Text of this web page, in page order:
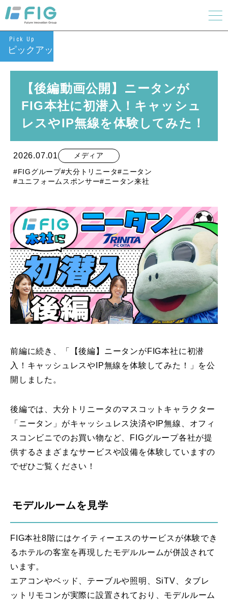
Pick Up
ピックアップ
【後編動画公開】ニータンが
FIG本社に初潜入！キャッシュ
レスやIP無線を体験してみた！
2026.07.01
メディア
#FIGグループ#大分トリニータ#ニータン
#ユニフォームスポンサー#ニータン来社
前編に続き、「【後編】ニータンがFIG本社に初潜
入！キャッシュレスやIP無線を体験してみた！」を公
開しました。
後編では、大分トリニータのマスコットキャラクター
「ニータン」がキャッシュレス決済やIP無線、オフィ
スコンビニでのお買い物など、FIGグループ各社が提
供するさまざまなサービスや設備を体験していますの
でぜひご覧ください！
モデルルームを見学
FIG本社8階にはケイティーエスのサービスが体験でき
るホテルの客室を再現したモデルルームが併設されて
います。
エアコンやベッド、テーブルや照明、SiTV、タブレ
ットリモコンが実際に設置されており、モデルルーム